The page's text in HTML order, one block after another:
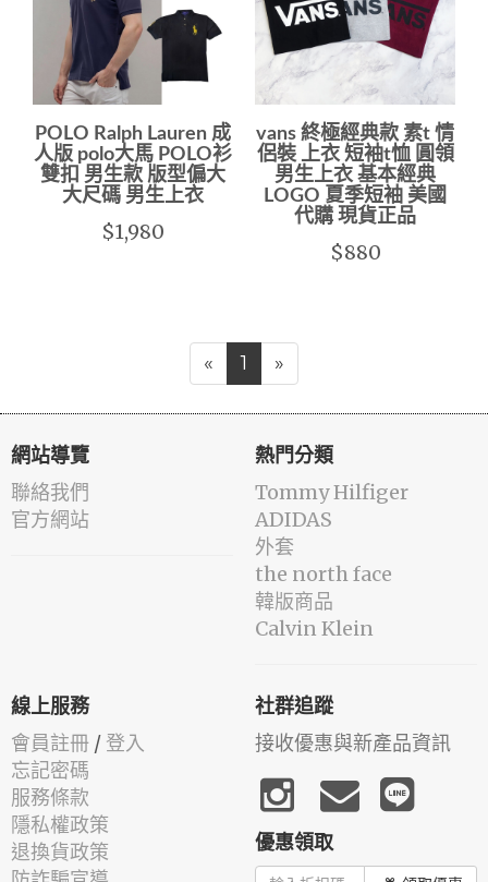
POLO Ralph Lauren 成
人版 polo大馬 POLO衫
雙扣 男生款 版型偏大
大尺碼 男生上衣
$1,980
vans 終極經典款 素t 情
侶裝 上衣 短袖t恤 圓領
男生上衣 基本經典
LOGO 夏季短袖 美國
代購 現貨正品
$880
« 1 »
網站導覽
聯絡我們
官方網站
熱門分類
Tommy Hilfiger
ADIDAS
外套
the north face
韓版商品
Calvin Klein
線上服務
會員註冊 / 登入
忘記密碼
服務條款
隱私權政策
退換貨政策
社群追蹤
接收優惠與新產品資訊
優惠領取